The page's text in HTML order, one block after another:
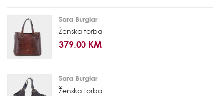
Sara Burglar
Ženska torba
379,00 KM
Sara Burglar
Ženska torba